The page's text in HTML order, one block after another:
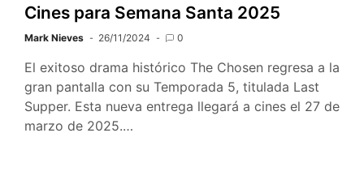
Cines para Semana Santa 2025
Mark Nieves 26/11/2024 0
El exitoso drama histórico The Chosen regresa a la
gran pantalla con su Temporada 5, titulada Last
Supper. Esta nueva entrega llegará a cines el 27 de
marzo de 2025.…